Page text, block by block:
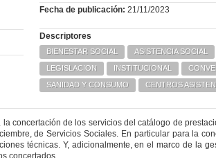
Fecha de publicación: 21/11/2023
Descriptores
BIENESTAR SOCIAL ASISTENCIA SOCIAL
LEGISLACION
INSTITUCIONAL
SANIDAD Y CONSUMO
CENTROS
concertación de los servicios del catálogo de
de Servicios Sociales. En particular para la
técnicas. Y, adicionalmente, en el marco de la
concertados.